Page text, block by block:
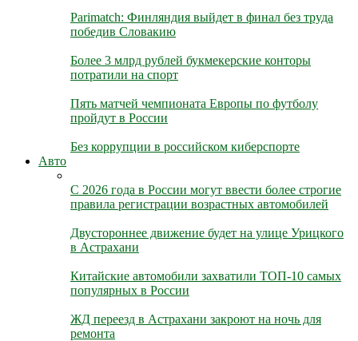
Parimatch: Финляндия выйдет в финал без труда
победив Словакию
Более 3 млрд рублей букмекерские конторы
потратили на спорт
Пять матчей чемпионата Европы по футболу
пройдут в России
Без коррупции в российском киберспорте
Авто
С 2026 года в России могут ввести более строгие
правила регистрации возрастных автомобилей
Двустороннее движение будет на улице Урицкого
в Астрахани
Китайские автомобили захватили ТОП-10 самых
популярных в России
ЖД переезд в Астрахани закроют на ночь для
ремонта